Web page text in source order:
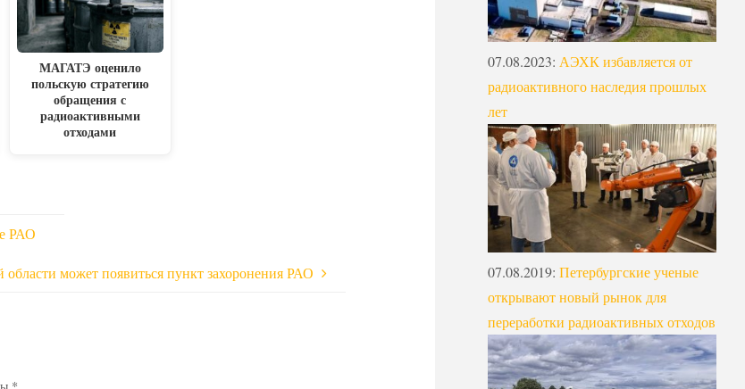
МАГАТЭ оценило
польскую стратегию
обращения с
радиоактивными
отходами
РАО
может появиться пункт захоронения РАО
07.08.2023: АЭХК избавляется от
радиоактивного наследия прошлых
лет
07.08.2019: Петербургские ученые
открывают новый рынок для
переработки радиоактивных отходов